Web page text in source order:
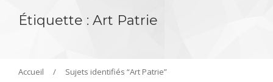
Étiquette : Art Patrie
Accueil / Sujets identifiés “Art Patrie”